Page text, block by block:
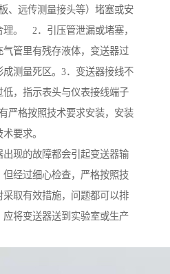
、远传测量接头等）堵塞或安
。 2．引压管泄漏或堵塞，
管里有残存液体，变送器过
测量死区。3．变送器接线不
低，指示表头与仪表接线端子
严格按照技术要求安装，安装
要求。
现的故障都会引起变送器输
经过细心检查，严格按照技
取有效措施，问题都可以排
应将变送器送到实验室或生产